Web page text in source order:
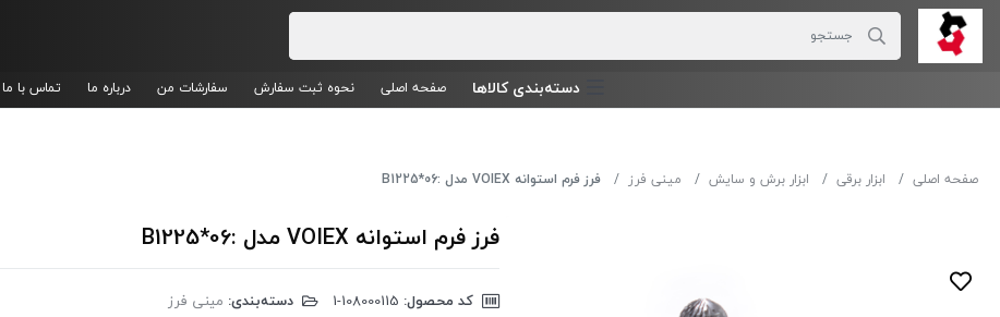
دسته‌بندی‌ کالاها صفحه اصلی نحوه ثبت سفارش سفارشات من درباره ما تماس با ما
صفحه اصلی ابزار برقی ابزار برش و سایش مینی فرز فرز فرم استوانه VOIEX مدل :B1225*06
فرز فرم استوانه VOIEX مدل :B1225*06
کد محصول: دسته‌بندی: مینی فرز